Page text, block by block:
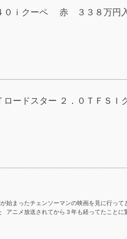
０ｉクーペ 赤 ３３８万円
ロードスター ２．０ＴＦＳ
始まったチェンソーマンの映画を見に行っ
アニメ放送されてから３年も経ってたことに